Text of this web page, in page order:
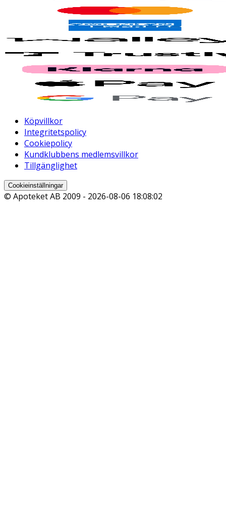
Köpvillkor
Integritetspolicy
Cookiepolicy
Kundklubbens medlemsvillkor
Tillgänglighet
Cookieinställningar
© Apoteket AB 2009 - 2026-08-06 18:08:02